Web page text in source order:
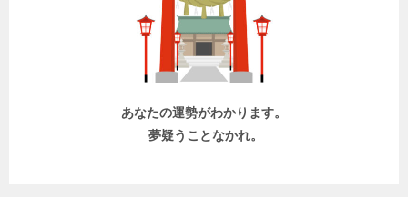
あなたの運勢がわかります。
夢疑うことなかれ。